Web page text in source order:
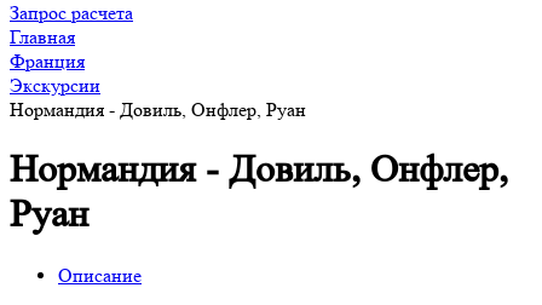
Запрос расчета
Главная
Франция
Экскурсии
Нормандия - Довиль, Онфлер, Руан
Нормандия - Довиль, Онфлер,
Руан
Описание